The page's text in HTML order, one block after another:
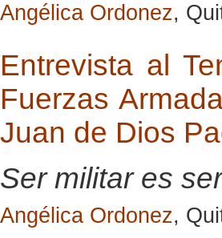
Angélica Ordonez,
Entrevista al
Fuerzas
Juan de Dios
Ser militar es
Angélica Ordonez,